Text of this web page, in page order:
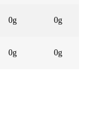
0g 0g
0g 0g